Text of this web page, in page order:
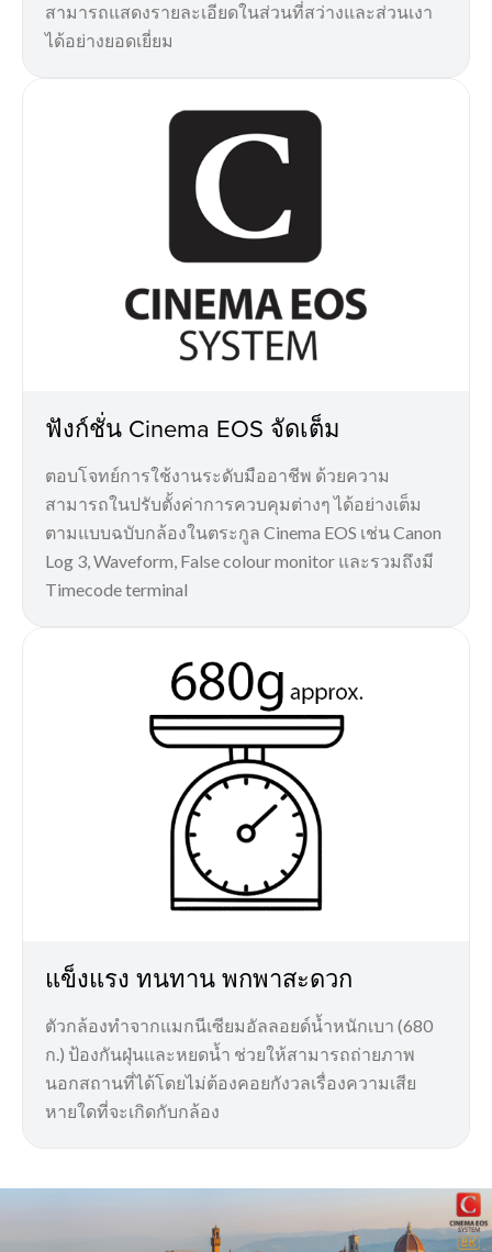
สามารถแสดงรายละเอียดในส่วนที่สว่างและส่วนเงา
ได้อย่างยอดเยี่ยม
ฟังก์ชั่น Cinema EOS จัดเต็ม
ตอบโจทย์การใช้งานระดับมืออาชีพ ด้วยความ
สามารถในปรับตั้งค่าการควบคุมต่างๆ ได้อย่างเต็ม
ตามแบบฉบับกล้องในตระกูล Cinema EOS เช่น Canon
Log 3, Waveform, False colour monitor และรวมถึงมี
Timecode terminal
แข็งแรง ทนทาน พกพาสะดวก
ตัวกล้องทำจากแมกนีเซียมอัลลอยด์น้ำหนักเบา (680
ก.) ป้องกันฝุ่นและหยดน้ำ ช่วยให้สามารถถ่ายภาพ
นอกสถานที่ได้โดยไม่ต้องคอยกังวลเรื่องความเสีย
หายใดที่จะเกิดกับกล้อง